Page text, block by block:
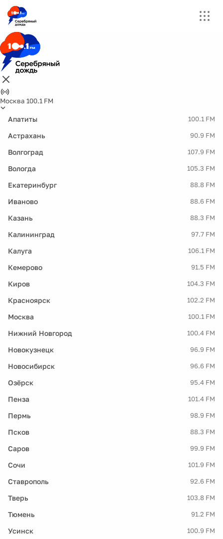
Москва 100.1 FM
Апатиты 100.1 FM
Астрахань 90.9 FM
Волгоград 107.9 FM
Вологда 105.3 FM
Екатеринбург 88.8 FM
Иваново 88.6 FM
Казань 88.3 FM
Калининград 97.7 FM
Калуга 106.1 FM
Кемерово 91.5 FM
Киров 104.3 FM
Красноярск 102.2 FM
Москва 100.1 FM
Нижний Новгород 100.4 FM
Новокузнецк 96.9 FM
Новосибирск 96.6 FM
Озёрск 95.4 FM
Пенза 101.4 FM
Пермь 98.9 FM
Псков 88.3 FM
Саров 99.9 FM
Сочи 101.9 FM
Ставрополь 92.6 FM
Тверь 103.8 FM
Тюмень 91.2 FM
Усинск 100.9 FM